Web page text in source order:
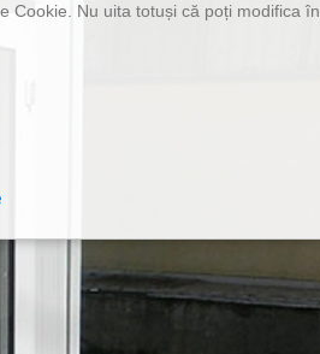
Cookie. Nu uita totuși că poți modifica în